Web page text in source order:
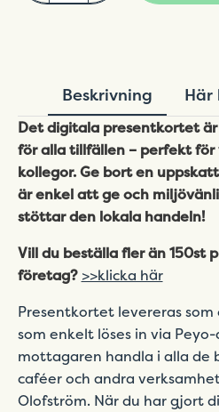
Beskrivning Här
Det digitala presentkortet
för alla tillfällen – perfekt för
kollegor. Ge bort en
är enkel att ge och
stöttar den lokala handeln!
Vill du beställa fler än 150st
företag? >>klicka här
Presentkortet levereras som
som enkelt löses in via
mottagaren handla i alla de
caféer och andra
Olofström. När du har gjort